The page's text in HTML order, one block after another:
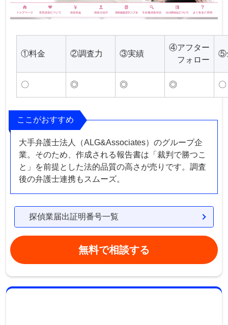
①料金 ②調査力 ③実績
④アフター
フォロー
⑤
〇 ◎ ◎ ◎ 〇
ここがおすすめ
大手弁護士法人（ALG&Associates）のグループ企
業。そのため、作成される報告書は「裁判で勝つこ
と」を前提とした法的品質の高さが売りです。調査
後の弁護士連携もスムーズ。
探偵業届出証明番号一覧
無料で相談する